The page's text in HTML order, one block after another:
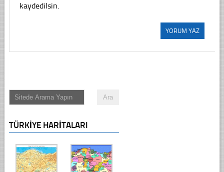
kaydedilsin.
TÜRKIYE HARITALARI